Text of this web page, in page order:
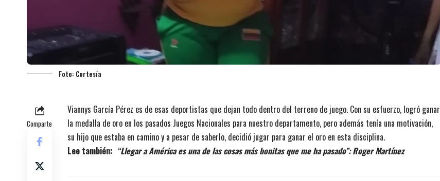
Foto: Cortesía
Comparte
Viannys García Pérez es de esas deportistas que dejan todo dentro del terreno de juego. Con su esfuerzo, logró ganar
la medalla de oro en los pasados Juegos Nacionales para nuestro departamento, pero además tenía una motivación,
su hijo que estaba en camino y a pesar de saberlo, decidió jugar para ganar el oro en esta disciplina.
Lee también: “Llegar a América es una de las cosas más bonitas que me ha pasado”: Roger Martínez